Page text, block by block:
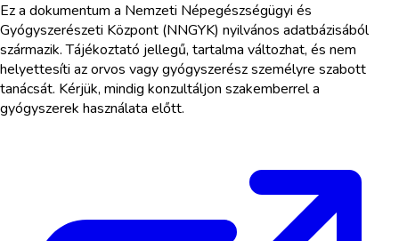
Ez a dokumentum a Nemzeti Népegészségügyi és
Gyógyszerészeti Központ (NNGYK) nyilvános adatbázisából
származik. Tájékoztató jellegű, tartalma változhat, és nem
helyettesíti az orvos vagy gyógyszerész személyre szabott
tanácsát. Kérjük, mindig konzultáljon szakemberrel a
gyógyszerek használata előtt.